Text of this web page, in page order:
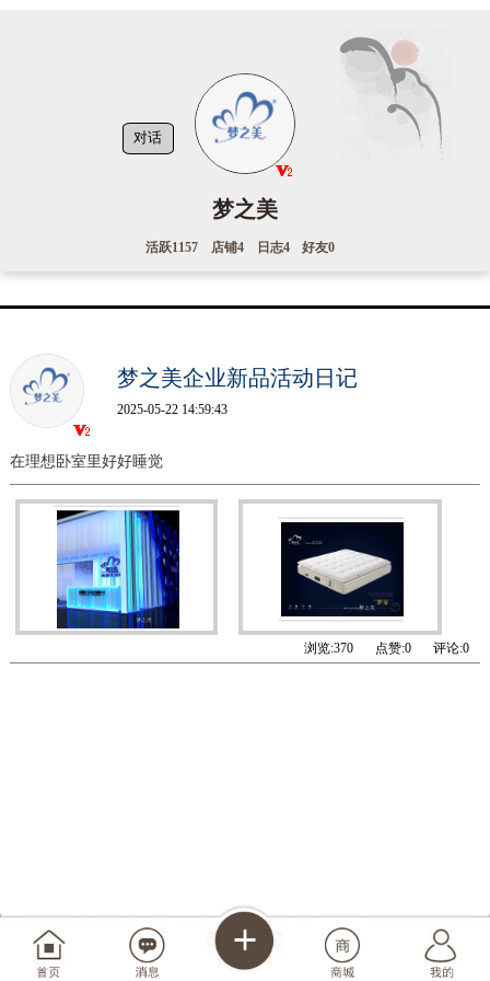
对话
梦之美
活跃1157 店铺4 日志4 好友0
梦之美企业新品活动日记
2025-05-22 14:59:43
在理想卧室里好好睡觉
浏览:370 点赞:0 评论:0